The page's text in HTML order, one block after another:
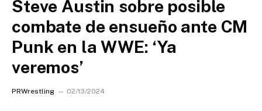
Steve Austin sobre posible
combate de ensueño ante CM
Punk en la WWE: ‘Ya
veremos’
PRWrestling 02/13/2024